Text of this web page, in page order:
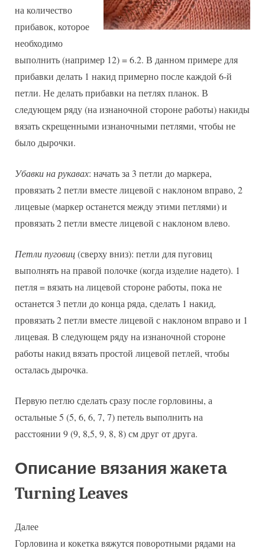
на количество
прибавок, которое
необходимо
выполнить (например 12) = 6.2. В данном примере для
прибавки делать 1 накид примерно после каждой 6-й
петли. Не делать прибавки на петлях планок. В
следующем ряду (на изнаночной стороне работы) накиды
вязать скрещенными изнаночными петлями, чтобы не
было дырочки.
Убавки на рукавах: начать за 3 петли до маркера,
провязать 2 петли вместе лицевой с наклоном вправо, 2
лицевые (маркер останется между этими петлями) и
провязать 2 петли вместе лицевой с наклоном влево.
Петли пуговиц(сверху вниз): петли для пуговиц
выполнять на правой полочке (когда изделие надето). 1
петля = вязать на лицевой стороне работы, пока не
останется 3 петли до конца ряда, сделать 1 накид,
провязать 2 петли вместе лицевой с наклоном вправо и 1
лицевая. В следующем ряду на изнаночной стороне
работы накид вязать простой лицевой петлей, чтобы
осталась дырочка.
Первую петлю сделать сразу после горловины, а
остальные 5 (5, 6, 6, 7, 7) петель выполнить на
расстоянии 9 (9, 8,5, 9, 8, 8) см друг от друга.
Описание вязания жакета
Turning Leaves
Далее
Горловина и кокетка вяжутся поворотными рядами на